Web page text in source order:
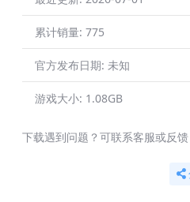
累计销量: 775
官方发布日期: 未知
游戏大小: 1.08GB
下载遇到问题？可联系客服或反馈